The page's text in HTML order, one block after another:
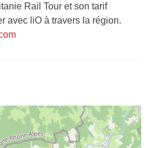
Rail Tour et son tarif
avec liO à travers la région.